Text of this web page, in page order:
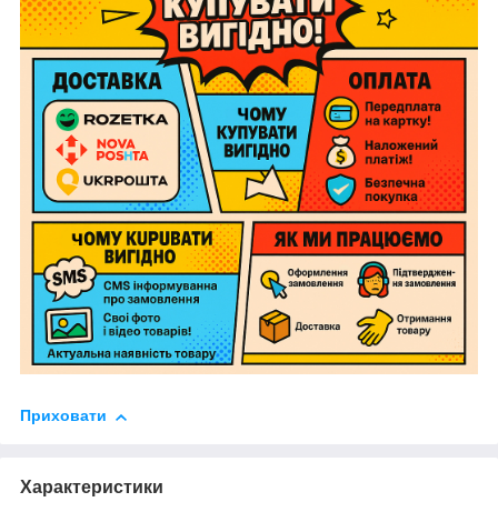
Приховати
Характеристики